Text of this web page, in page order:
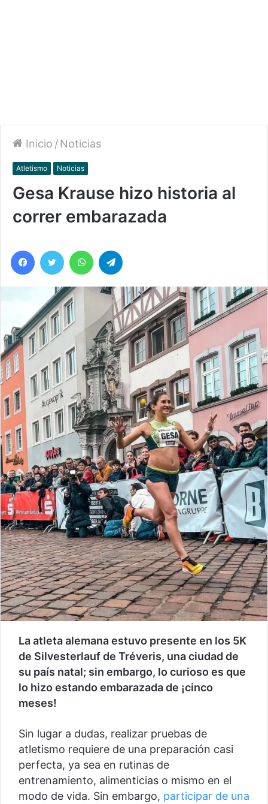
Inicio /Noticias
Atletismo Noticias
Gesa Krause hizo historia al
correr embarazada
Facebook
Twitter WhatsApp
La atleta alemana estuvo presente en los 5K
de Silvesterlauf de Tréveris, una ciudad de
su país natal; sin embargo, lo curioso es que
lo hizo estando embarazada de ¡cinco
meses!
Sin lugar a dudas, realizar pruebas de
atletismo requiere de una preparación casi
perfecta, ya sea en rutinas de
entrenamiento, alimenticias o mismo en el
modo de vida. Sin embargo, participar de una